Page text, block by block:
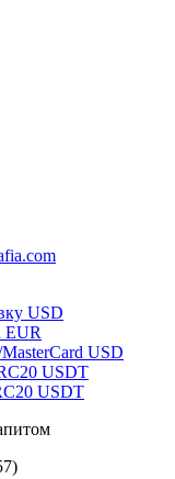
USD
EUR
USD
USDT
USDT